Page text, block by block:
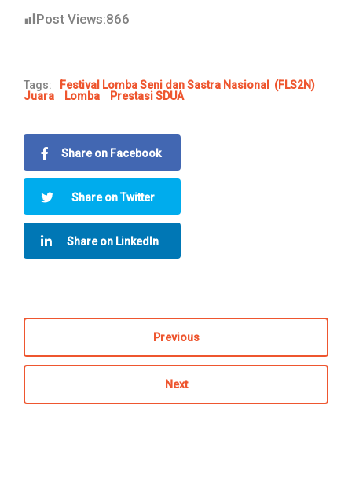
Post Views:866
Tags:
Festival Lomba Seni dan Sastra Nasional (FLS2N)
Juara
Lomba Prestasi SDUA
Share on Facebook
Share on Twitter
Share on LinkedIn
Previous
Next